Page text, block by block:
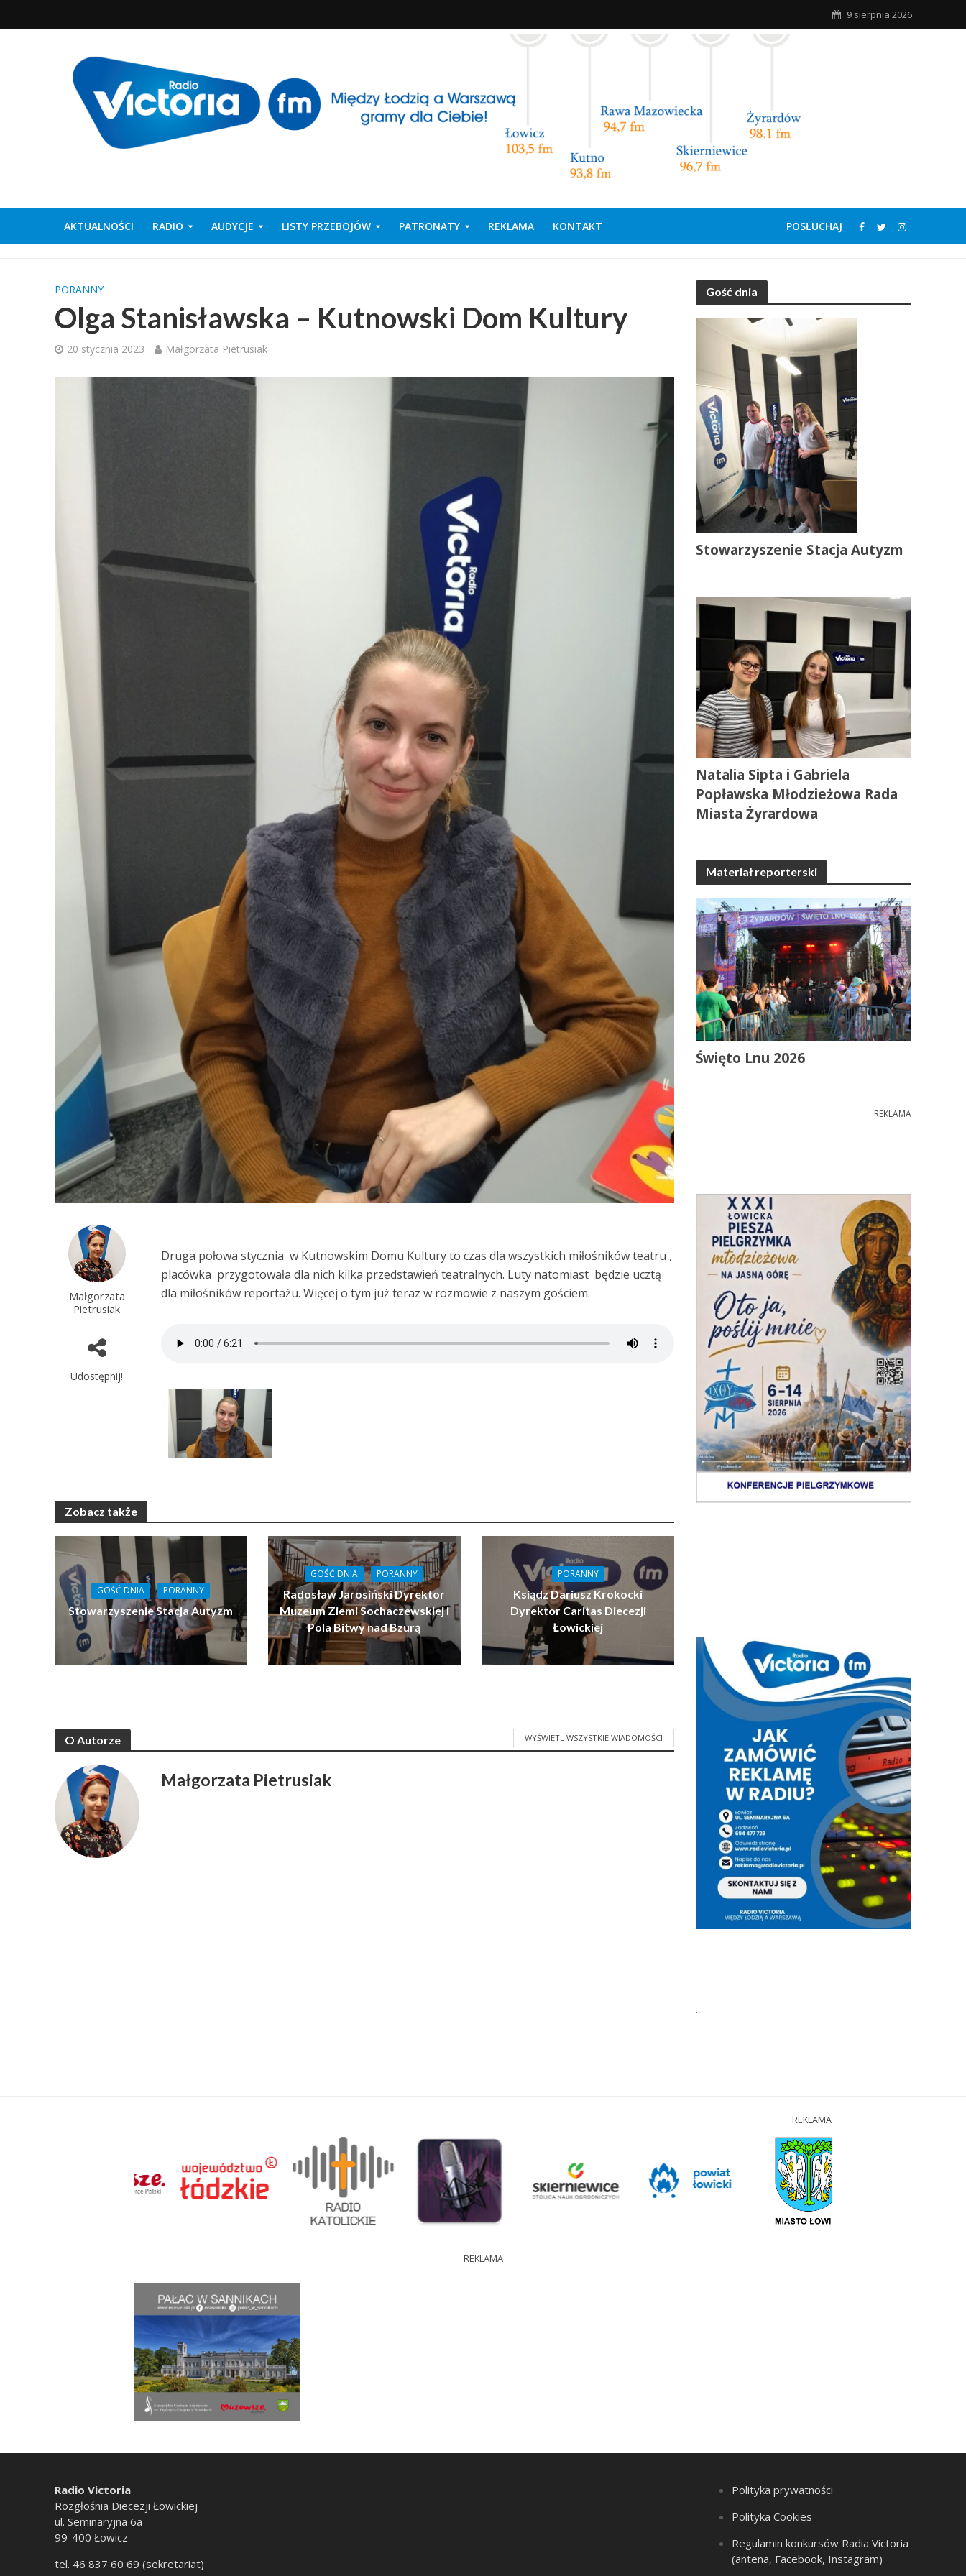
9 sierpnia 2026
AKTUALNOŚCI RADIO AUDYCJE LISTY PRZEBOJÓW PATRONATY REKLAMA KONTAKT POSŁUCHAJ
PORANNY
Olga Stanisławska – Kutnowski Dom Kultury
20 stycznia 2023 Małgorzata Pietrusiak
Małgorzata
Pietrusiak
Udostępnij!
Druga połowa stycznia w Kutnowskim Domu Kultury to czas dla wszystkich miłośników teatru ,
placówka przygotowała dla nich kilka przedstawień teatralnych. Luty natomiast będzie ucztą
dla miłośników reportażu. Więcej o tym już teraz w rozmowie z naszym gościem.
Zobacz także
GOŚĆ DNIA PORANNY
Stowarzyszenie Stacja Autyzm
GOŚĆ DNIA PORANNY
Radosław Jarosiński Dyrektor
Muzeum Ziemi Sochaczewskiej i
Pola Bitwy nad Bzurą
PORANNY
Ksiądz Dariusz Krokocki
Dyrektor Caritas Diecezji
Łowickiej
O Autorze WYŚWIETL WSZYSTKIE WIADOMOŚCI
Małgorzata Pietrusiak
Gość dnia
Stowarzyszenie Stacja Autyzm
Natalia Sipta i Gabriela
Popławska Młodzieżowa Rada
Miasta Żyrardowa
Materiał reporterski
Święto Lnu 2026
REKLAMA
.
REKLAMA
REKLAMA
Radio Victoria
Rozgłośnia Diecezji Łowickiej
ul. Seminaryjna 6a
99-400 Łowicz
tel. 46 837 60 69 (sekretariat)
Polityka prywatności
Polityka Cookies
Regulamin konkursów Radia Victoria
(antena, Facebook, Instagram)